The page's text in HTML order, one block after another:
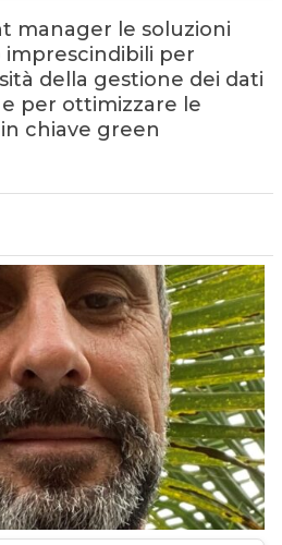
manager le soluzioni
imprescindibili per
della gestione dei dati
per ottimizzare le
chiave green